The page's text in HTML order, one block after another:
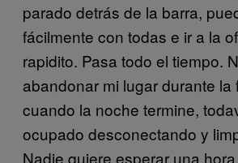
parado detrás de la barra,
fácilmente con todas e ir a la
rapidito. Pasa todo el tiempo.
abandonar mi lugar durante la
cuando la noche termine,
ocupado desconectando y
Nadie quiere esperar una hora,